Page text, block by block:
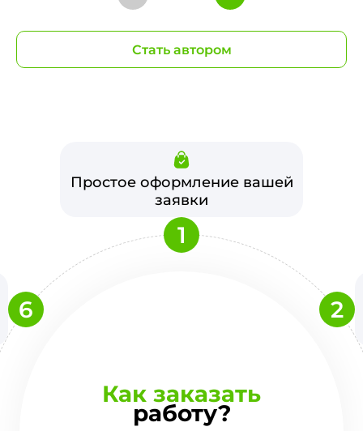
Стать автором
Как заказать
работу?
Простое оформление вашей
заявки
1
2
6